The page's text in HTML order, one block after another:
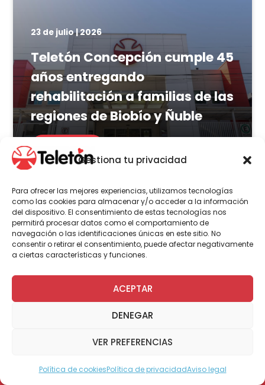
Gestiona tu privacidad
Para ofrecer las mejores experiencias, utilizamos tecnologías
como las cookies para almacenar y/o acceder a la información
del dispositivo. El consentimiento de estas tecnologías nos
permitirá procesar datos como el comportamiento de
navegación o las identificaciones únicas en este sitio. No
consentir o retirar el consentimiento, puede afectar negativamente
a ciertas características y funciones.
ACEPTAR
DENEGAR
VER PREFERENCIAS
Política de cookiesPolítica de privacidadAviso legal
23 de julio | 2026
Teletón Concepción cumple 45
años entregando
rehabilitación a familias de las
regiones de Biobío y Ñuble
LEER MÁS
Actualidad Voluntariado
23 de julio | 2026
Programa Abre: Voluntariado
de Teletón mejoró
viviendas a nivel nacional
LEER MÁS Modo Accesible